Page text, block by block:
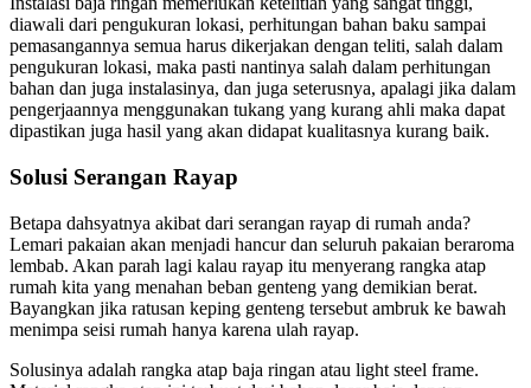
diawali dari pengukuran lokasi, perhitungan bahan baku sampai
pemasangannya semua harus dikerjakan dengan teliti, salah dalam
pengukuran lokasi, maka pasti nantinya salah dalam perhitungan
bahan dan juga instalasinya, dan juga seterusnya, apalagi jika dalam
pengerjaannya menggunakan tukang yang kurang ahli maka dapat
dipastikan juga hasil yang akan didapat kualitasnya kurang baik.
Solusi Serangan Rayap
Betapa dahsyatnya akibat dari serangan rayap di rumah anda?
Lemari pakaian akan menjadi hancur dan seluruh pakaian beraroma
lembab. Akan parah lagi kalau rayap itu menyerang rangka atap
rumah kita yang menahan beban genteng yang demikian berat.
Bayangkan jika ratusan keping genteng tersebut ambruk ke bawah
menimpa seisi rumah hanya karena ulah rayap.
Solusinya adalah rangka atap baja ringan atau light steel frame.